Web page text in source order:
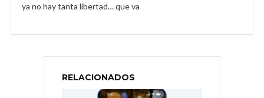
ya no hay tanta libertad… que va
RELACIONADOS